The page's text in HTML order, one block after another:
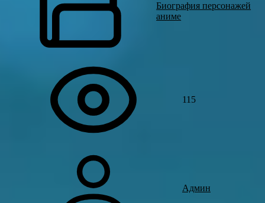
Биография персонажей
аниме
115
Админ